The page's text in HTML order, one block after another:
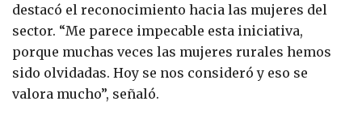
destacó el reconocimiento hacia las mujeres del
sector. “Me parece impecable esta iniciativa,
porque muchas veces las mujeres rurales hemos
sido olvidadas. Hoy se nos consideró y eso se
valora mucho”, señaló.